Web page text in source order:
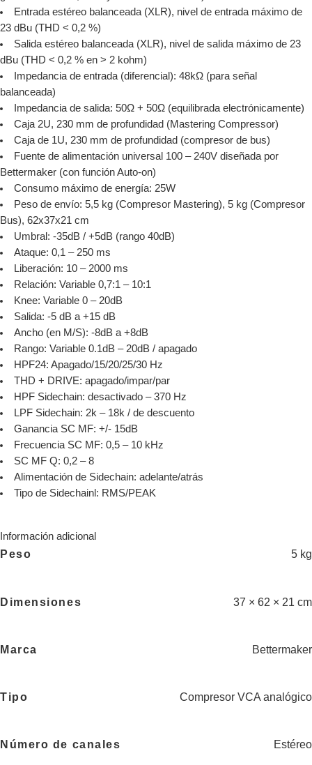
Entrada estéreo balanceada (XLR), nivel de entrada máximo de
23 dBu (THD < 0,2 %)
Salida estéreo balanceada (XLR), nivel de salida máximo de 23
dBu (THD < 0,2 % en > 2 kohm)
Impedancia de entrada (diferencial): 48kΩ (para señal
balanceada)
Impedancia de salida: 50Ω + 50Ω (equilibrada electrónicamente)
Caja 2U, 230 mm de profundidad (Mastering Compressor)
Caja de 1U, 230 mm de profundidad (compresor de bus)
Fuente de alimentación universal 100 – 240V diseñada por
Bettermaker (con función Auto-on)
Consumo máximo de energía: 25W
Peso de envío: 5,5 kg (Compresor Mastering), 5 kg (Compresor
Bus), 62x37x21 cm
Umbral: -35dB / +5dB (rango 40dB)
Ataque: 0,1 – 250 ms
Liberación: 10 – 2000 ms
Relación: Variable 0,7:1 – 10:1
Knee: Variable 0 – 20dB
Salida: -5 dB a +15 dB
Ancho (en M/S): -8dB a +8dB
Rango: Variable 0.1dB – 20dB / apagado
HPF24: Apagado/15/20/25/30 Hz
THD + DRIVE: apagado/impar/par
HPF Sidechain: desactivado – 370 Hz
LPF Sidechain: 2k – 18k / de descuento
Ganancia SC MF: +/- 15dB
Frecuencia SC MF: 0,5 – 10 kHz
SC MF Q: 0,2 – 8
Alimentación de Sidechain: adelante/atrás
Tipo de Sidechainl: RMS/PEAK
Información adicional
Peso 5 kg
Dimensiones 37 × 62 × 21 cm
Marca Bettermaker
Tipo Compresor VCA analógico
Número de canales Estéreo